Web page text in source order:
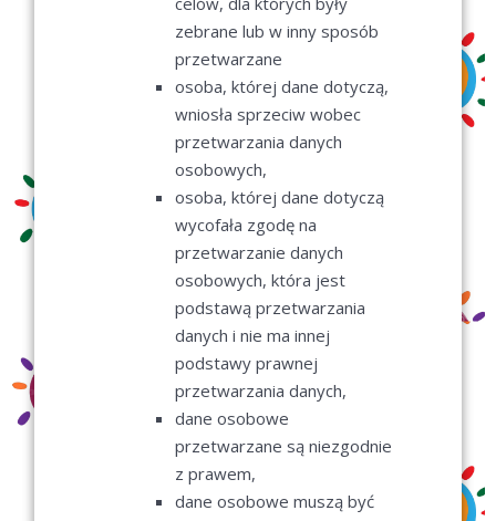
zebrane lub w inny sposób
przetwarzane
osoba, której dane dotyczą,
wniosła sprzeciw wobec
przetwarzania danych
osobowych,
osoba, której dane dotyczą
wycofała zgodę na
przetwarzanie danych
osobowych, która jest
podstawą przetwarzania
danych i nie ma innej
podstawy prawnej
przetwarzania danych,
dane osobowe
przetwarzane są niezgodnie
z prawem,
dane osobowe muszą być